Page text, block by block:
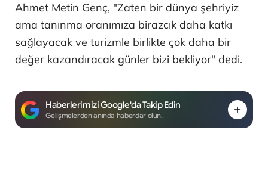
Ahmet Metin Genç, "Zaten bir dünya şehriyiz
ama tanınma oranımıza birazcık daha katkı
sağlayacak ve turizmle birlikte çok daha bir
değer kazandıracak günler bizi bekliyor" dedi.
Haberlerimizi Google'da Takip Edin
Gelişmelerden anında haberdar olun.